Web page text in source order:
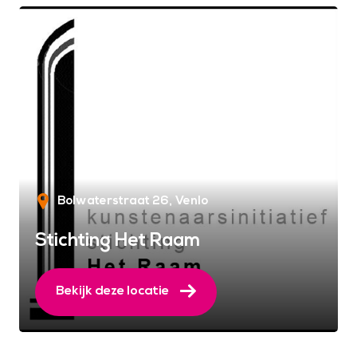
Bolwaterstraat 26 Venlo
Stichting Het Raam
Bekijk deze locatie